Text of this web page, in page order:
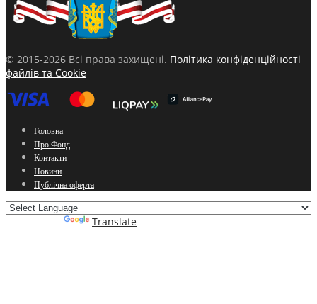
© 2015-2026 Всі права захищені. Політика конфіденційності
файлів та Cookie
Головна
Про Фонд
Контакти
Новини
Публічна оферта
Translate